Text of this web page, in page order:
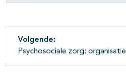
Volgende:
Psychosociale zorg: organisatie